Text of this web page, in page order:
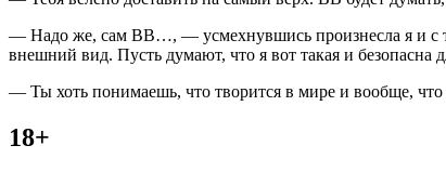
— Надо же, сам ВВ…, — усмехнувшись произнесла я и с
внешний вид. Пусть думают, что я вот такая и безопасна
— Ты хоть понимаешь, что творится в мире и вообще, что
18+